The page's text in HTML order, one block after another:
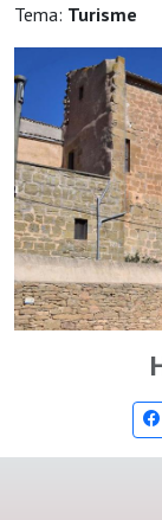
Tema: Turisme